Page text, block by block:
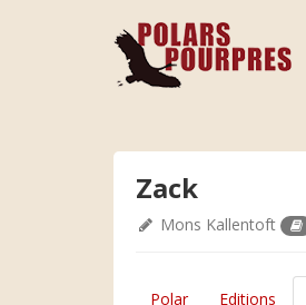
Zack
Mons Kallentoft
Polar Editions